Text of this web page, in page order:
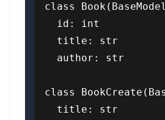
class
  id: int
  title: str
  author: str
class
  title: str